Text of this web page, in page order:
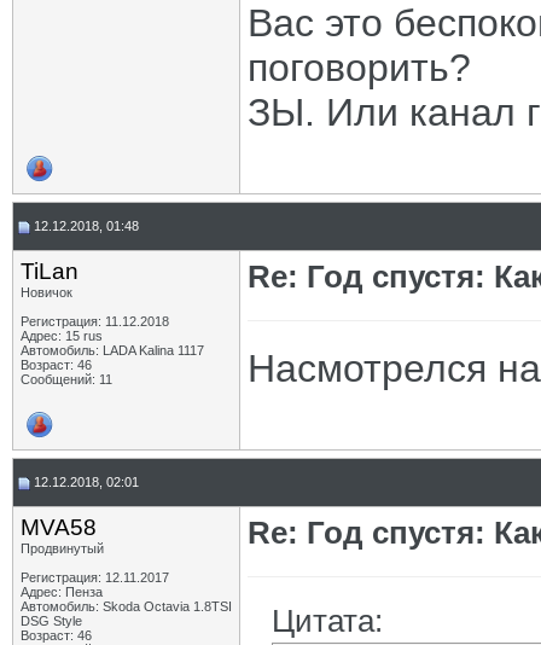
Вас это
поговорить?
ЗЫ. Или канал
12.12.2018, 01:48
TiLan
Новичок
Регистрация: 11.12.2018
Адрес: 15 rus
Автомобиль: LADA Kalina 1117
Возраст: 46
Сообщений: 11
Re: Год спустя:
Насмотрелся
12.12.2018, 02:01
MVA58
Продвинутый
Регистрация: 12.11.2017
Адрес: Пенза
Автомобиль: Skoda Octavia 1.8TSI
DSG Style
Возраст: 46
Re: Год спустя:
Цитата: